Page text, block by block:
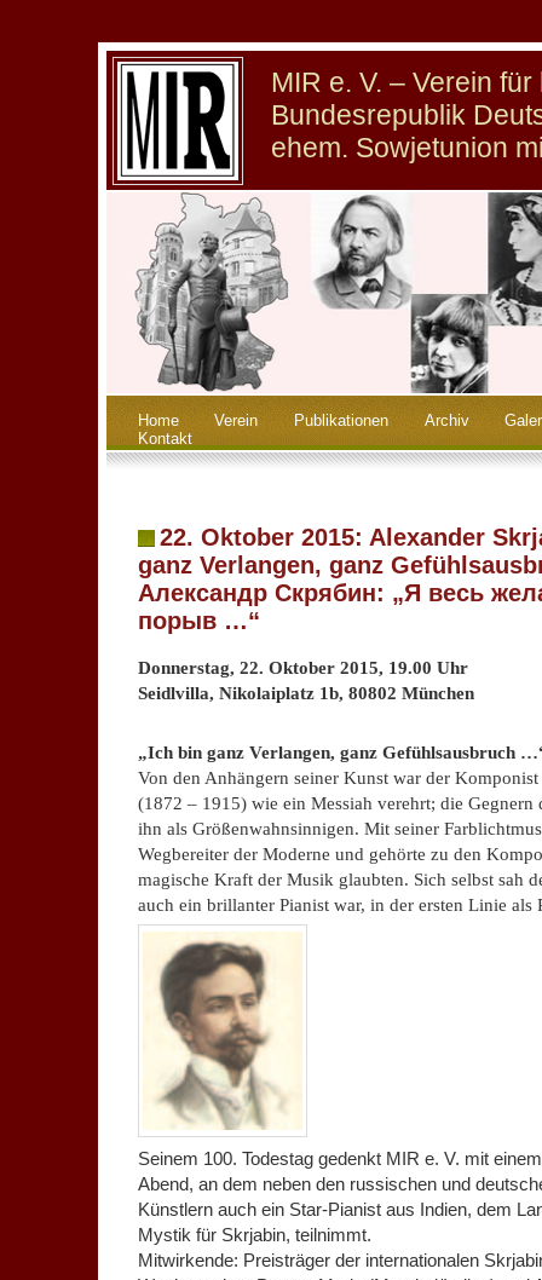
MIR e. V. – Verein
Bundesrepublik
ehem. Sowjetunion
Home Verein Publikationen Archiv
Kontakt
22. Oktober 2015: Alexander
ganz Verlangen, ganz
Александр Скрябин: „Я весь
порыв …“
Donnerstag, 22. Oktober 2015, 19.00 Uhr
Seidlvilla, Nikolaiplatz 1b, 80802 München
„Ich bin ganz Verlangen, ganz Gefühlsausbruch
Von den Anhängern seiner Kunst war der
(1872 – 1915) wie ein Messiah verehrt; die Gegnern
ihn als Größenwahnsinnigen. Mit seiner
Wegbereiter der Moderne und gehörte zu den
magische Kraft der Musik glaubten. Sich selbst sah
auch ein brillanter Pianist war, in der ersten Linie als
Seinem 100. Todestag gedenkt MIR e. V. mit
Abend, an dem neben den russischen und
Künstlern auch ein Star-Pianist aus Indien, dem
Mystik für Skrjabin, teilnimmt.
Mitwirkende: Preisträger der internationalen